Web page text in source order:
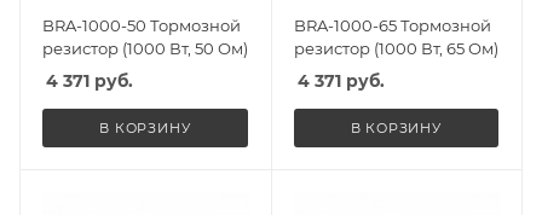
BRA-1000-50 Тормозной
резистор (1000 Вт, 50 Ом)
4 371 руб.
В КОРЗИНУ
BRA-1000-65 Тормозной
резистор (1000 Вт, 65 Ом)
4 371руб.
В КОРЗИНУ